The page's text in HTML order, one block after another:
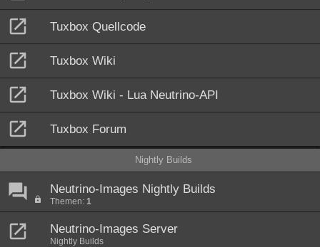
Tuxbox Quellcode
Tuxbox Wiki
Tuxbox Wiki - Lua Neutrino-API
Tuxbox Forum
Nightly Builds
Neutrino-Images Nightly Builds
Themen: 1
Neutrino-Images Server
Nightly Builds